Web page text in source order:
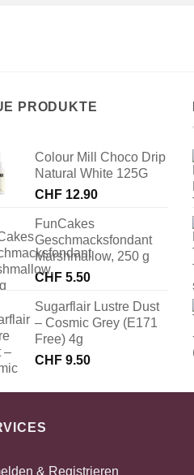
PRODUKTE
Colour Mill Choco Drip
Natural White 125G
CHF 12.90
FunCakes
Geschmacksfondant
Marshmallow, 250 g
CHF 5.50
Sugarflair Lustre Dust
– Cosmic Grey (E171
Free) 4g
CHF 9.50
& Registrieren